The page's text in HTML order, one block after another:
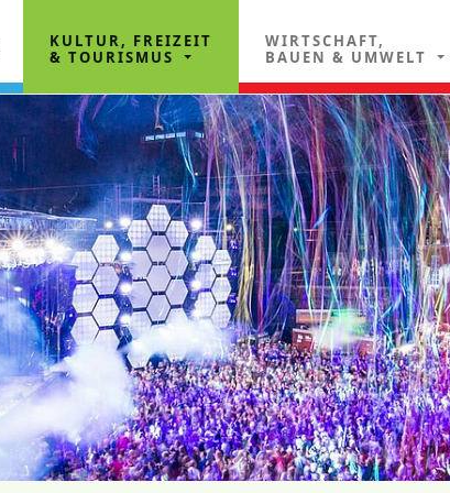
KULTUR, FREIZEIT
& TOURISMUS
WIRTSCHAFT,
BAUEN & UMWELT